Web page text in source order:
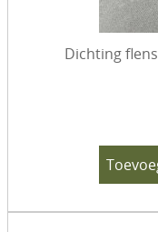
Dichting